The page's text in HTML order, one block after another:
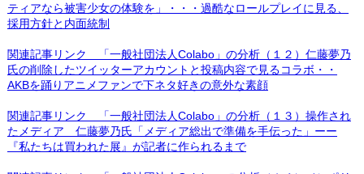
ティアなら被害少女の体験を」・・・過酷なロールプレイに見る、
採用方針と内面統制
関連記事リンク 「一般社団法人Colabo」の分析（１２）仁藤夢乃
氏の削除したツイッターアカウントと投稿内容で見るコラボ・・
AKBを踊りアニメファンで下ネタ好きの意外な素顔
関連記事リンク 「一般社団法人Colabo」の分析（１３）操作され
たメディア 仁藤夢乃氏「メディア総出で準備を手伝った」ーー
『私たちは買われた展』が記者に作られるまで